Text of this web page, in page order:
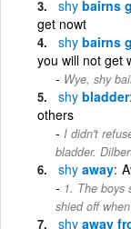
shy bairns
get nowt
shy bairns
you will not get
Wye, shy
shy bladder
others
I didn't
bladder.
shy away
1. The boys
shied off
shy away